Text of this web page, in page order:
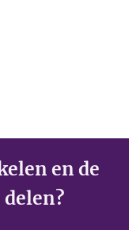
en de